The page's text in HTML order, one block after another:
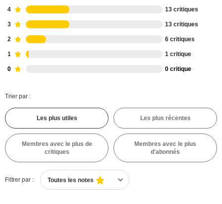
4 13 critiques
3 13 critiques
2 6 critiques
1 1 critique
0 0 critique
Trier par :
Les plus utiles Les plus récentes
Membres avec le plus de
critiques
Membres avec le plus
d'abonnés
Filtrer par : Toutes les notes